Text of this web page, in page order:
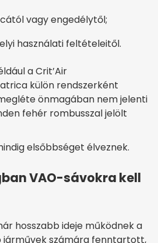
vagy engedélytől;
használati feltételeitől.
a Crit’Air
külön rendszerként
önmagában nem jelenti
fehér rombusszal jelölt
elsőbbséget élveznek.
VAO-sávokra kell
hosszabb ideje működnek a
számára fenntartott,